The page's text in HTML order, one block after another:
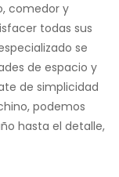
comedor y
todas sus
se
de espacio y
de simplicidad
podemos
hasta el detalle,